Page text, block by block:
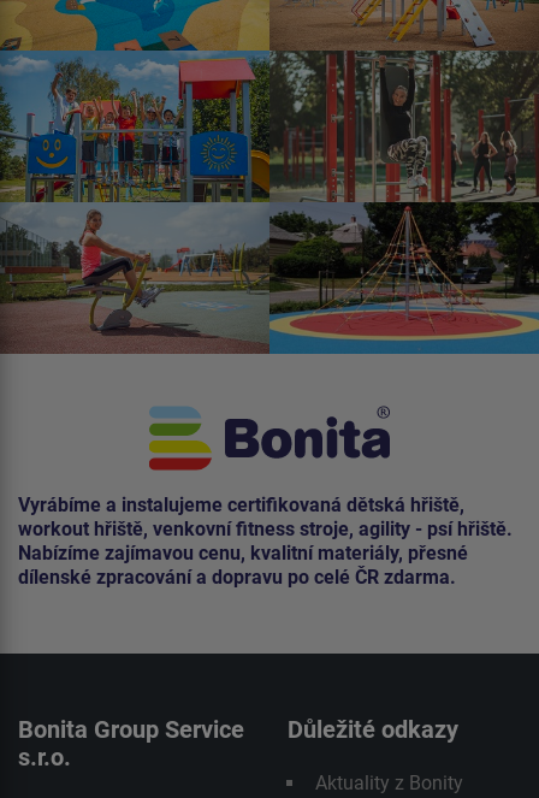
Vyrábíme a instalujeme certifikovaná dětská hřiště,
workout hřiště, venkovní fitness stroje, agility - psí hřiště.
Nabízíme zajímavou cenu, kvalitní materiály, přesné
dílenské zpracování a dopravu po celé ČR zdarma.
Bonita Group Service
s.r.o.
Důležité odkazy
Aktuality z Bonity